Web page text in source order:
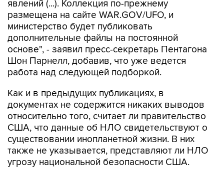
явлений (...). Коллекция по-прежнему
размещена на сайте WAR.GOV/UFO, и
министерство будет публиковать
дополнительные файлы на постоянной
основе", - заявил пресс-секретарь Пентагона
Шон Парнелл, добавив, что уже ведется
работа над следующей подборкой.
Как и в предыдущих публикациях, в
документах не содержится никаких выводов
относительно того, считает ли правительство
США, что данные об НЛО свидетельствуют о
существовании инопланетной жизни. В них
также не указывается, представляют ли НЛО
угрозу национальной безопасности США.